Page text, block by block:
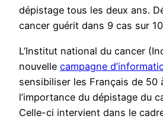
dépistage tous les deux ans.
cancer guérit dans 9 cas sur
L’Institut national du cancer
nouvelle campagne
sensibiliser les Français de 50
l’importance du dépistage du
Celle-ci intervient dans le